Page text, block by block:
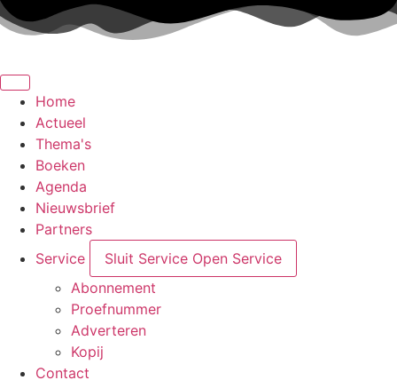
Ga
naar
inhoud
Home
Actueel
Thema's
Boeken
Agenda
Nieuwsbrief
Partners
Service
Sluit Service Open Service
Abonnement
Proefnummer
Adverteren
Kopij
Contact